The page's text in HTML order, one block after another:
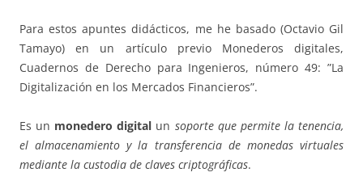
Para estos apuntes didácticos, me he basado (Octavio Gil
Tamayo) en un artículo previo Monederos digitales,
Cuadernos de Derecho para Ingenieros, número 49: ”La
Digitalización en los Mercados Financieros”.
Es un monedero digital un soporte que permite la tenencia,
el almacenamiento y la transferencia de monedas virtuales
mediante la custodia de claves criptográficas.